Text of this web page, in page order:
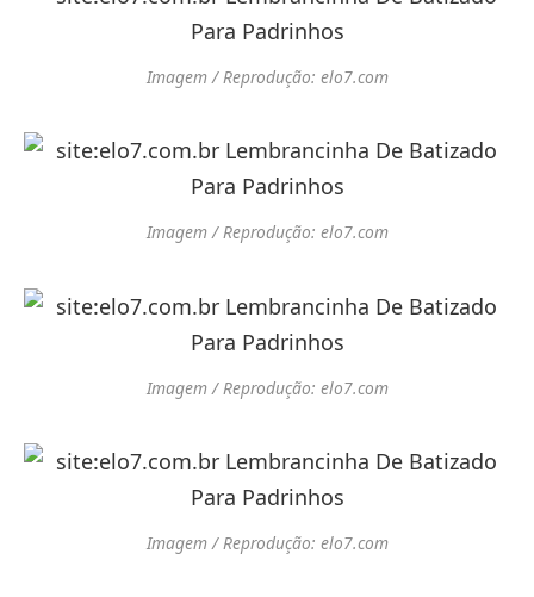
Imagem / Reprodução: elo7.com
Imagem / Reprodução: elo7.com
Imagem / Reprodução: elo7.com
Imagem / Reprodução: elo7.com